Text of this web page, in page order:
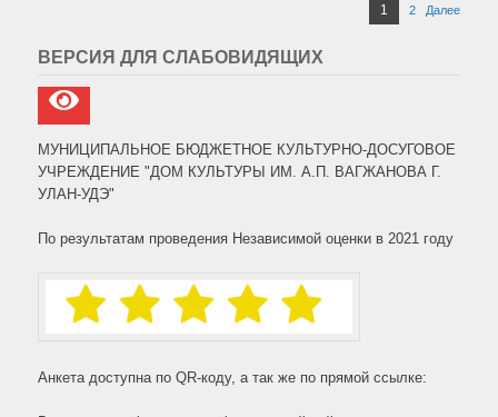
Страница
1 Страница
2 Далее
ВЕРСИЯ ДЛЯ СЛАБОВИДЯЩИХ
МУНИЦИПАЛЬНОЕ БЮДЖЕТНОЕ КУЛЬТУРНО-ДОСУГОВОЕ
УЧРЕЖДЕНИЕ "ДОМ КУЛЬТУРЫ ИМ. А.П. ВАГЖАНОВА Г.
УЛАН-УДЭ"
По результатам проведения Независимой оценки в 2021 году
Анкета доступна по QR-коду, а так же по прямой ссылке: